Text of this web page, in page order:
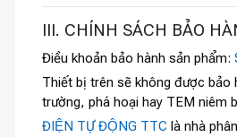
III. CHÍNH SÁCH BẢO
Điều khoản bảo hành sản phẩm:
Thiết bị trên sẽ không được bảo
trường, phá hoại hay TEM niêm
ĐIỆN TỰ ĐỘNG TTC là nhà